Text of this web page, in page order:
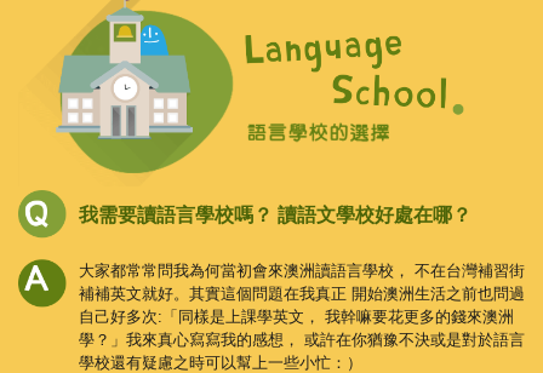
我需要讀語言學校嗎？ 讀語文學校好處在哪？
大家都常常問我為何當初會來澳洲讀語言學校， 不在台灣補習街
補補英文就好。其實這個問題在我真正 開始澳洲生活之前也問過
自己好多次:「同樣是上課學英文， 我幹嘛要花更多的錢來澳洲
學？」我來真心寫寫我的感想， 或許在你猶豫不決或是對於語言
學校還有疑慮之時可以幫上一些小忙：）